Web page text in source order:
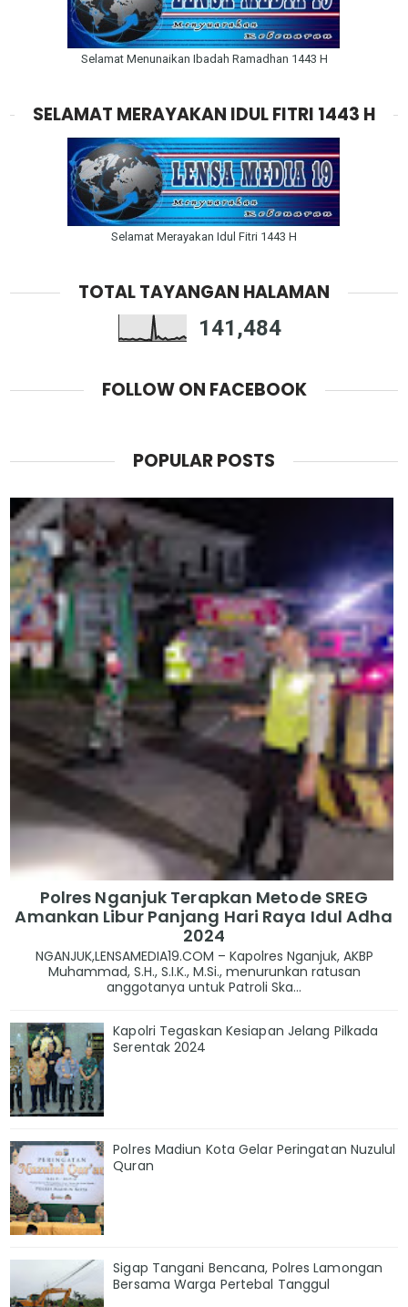
Selamat Menunaikan Ibadah Ramadhan 1443 H
SELAMAT MERAYAKAN IDUL FITRI 1443 H
Selamat Merayakan Idul Fitri 1443 H
TOTAL TAYANGAN HALAMAN
141,484
FOLLOW ON FACEBOOK
POPULAR POSTS
Polres Nganjuk Terapkan Metode SREG
Amankan Libur Panjang Hari Raya Idul Adha
2024
NGANJUK,LENSAMEDIA19.COM – Kapolres Nganjuk, AKBP
Muhammad, S.H., S.I.K., M.Si., menurunkan ratusan
anggotanya untuk Patroli Ska...
Kapolri Tegaskan Kesiapan Jelang Pilkada
Serentak 2024
Polres Madiun Kota Gelar Peringatan Nuzulul
Quran
Sigap Tangani Bencana, Polres Lamongan
Bersama Warga Pertebal Tanggul